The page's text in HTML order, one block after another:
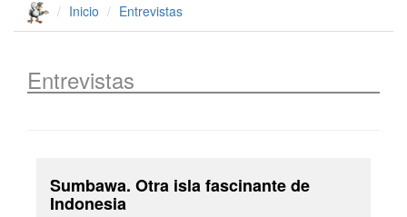
Inicio Entrevistas
Entrevistas
Sumbawa. Otra isla fascinante de
Indonesia